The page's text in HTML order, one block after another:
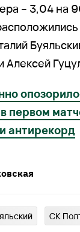
– 3,04 на
Алексей
первом
антирекорд
СК